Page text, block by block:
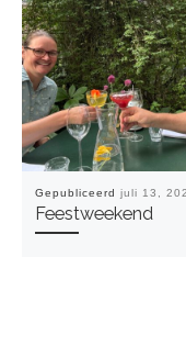
Gepubliceerd juli 13,
Feestweekend